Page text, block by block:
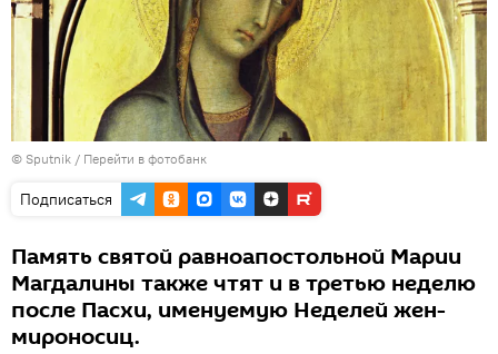
© Sputnik / Перейти в фотобанк
Подписаться
Память святой равноапостольной Марии
Магдалины также чтят и в третью неделю
после Пасхи, именуемую Неделей жен-
мироносиц.